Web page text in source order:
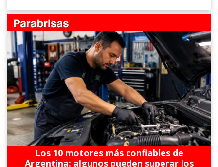
Los 10 motores más confiables de
Argentina: algunos pueden superar los